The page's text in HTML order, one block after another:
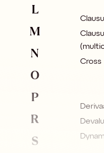
L
M
N
O
P
R
S
Cross